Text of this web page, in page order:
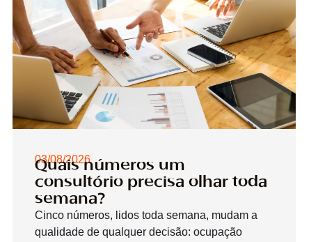
03/08/2026
Quais números um
consultório precisa olhar toda
semana?
Cinco números, lidos toda semana, mudam a
qualidade de qualquer decisão: ocupação